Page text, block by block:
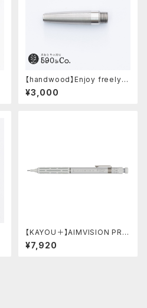
【handwood】Enjoy freely
前軸・滑り止め(ステンレス)
¥3,000
【KAYOU＋】AIMVISION PR
O/エイムビジョンプロ (スノー
ホワイト)
¥7,920